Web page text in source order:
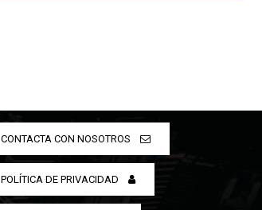
CONTACTA CON NOSOTROS
POLÍTICA DE PRIVACIDAD